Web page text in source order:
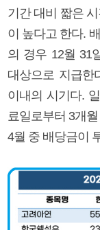
기간 대비 짧은
이 높다고 한다.
의 경우 12월 31
대상으로 지급한
이내의 시기다.
료일로부터 3개
4월 중 배당금이